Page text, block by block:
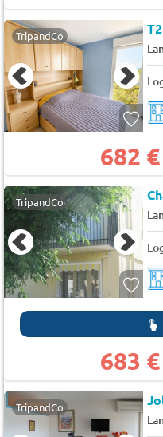
TripandCo
682 €
TripandCo
683 €
TripandCo